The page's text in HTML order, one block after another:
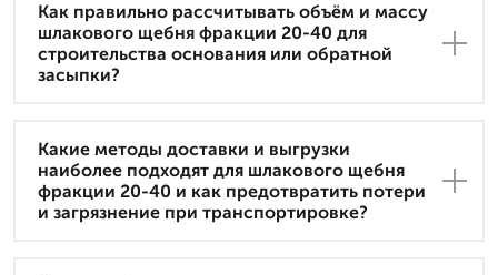
Как правильно рассчитывать объём и массу
шлакового щебня фракции 20-40 для
строительства основания или обратной
засыпки?
Какие методы доставки и выгрузки
наиболее подходят для шлакового щебня
фракции 20-40 и как предотвратить потери
и загрязнение при транспортировке?